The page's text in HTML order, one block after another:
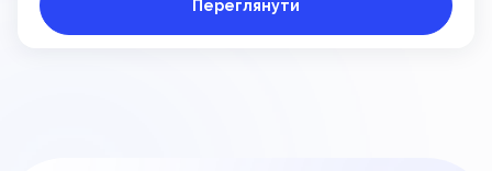
Переглянути